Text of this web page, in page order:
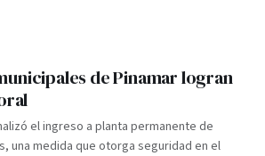
de Pinamar logran
el ingreso a planta permanente de
una medida que otorga seguridad en el